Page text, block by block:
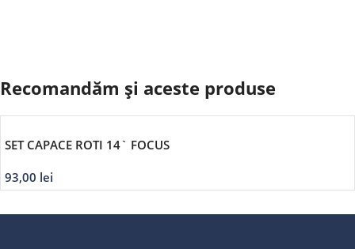
Recomandăm și aceste produse
SET CAPACE ROTI 14` FOCUS
93,00 lei